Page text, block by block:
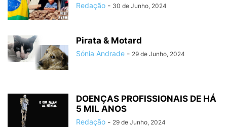
Redação - 30 de Junho, 2024
Pirata & Motard
Sónia Andrade - 29 de Junho, 2024
DOENÇAS PROFISSIONAIS DE HÁ
5 MIL ANOS
Redação - 29 de Junho, 2024